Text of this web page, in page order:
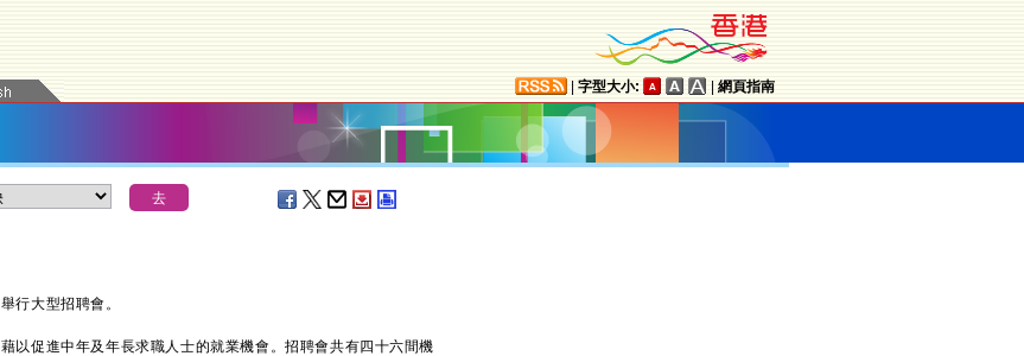
字型大小: 網頁指南
大型招聘會。
促進中年及年長求職人士的就業機會。招聘會共有四十六間機